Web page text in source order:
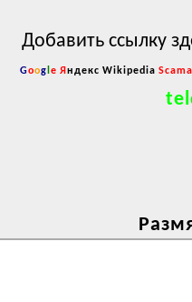
Добавить ссылку
Goog e Я ндекс Wikipedia